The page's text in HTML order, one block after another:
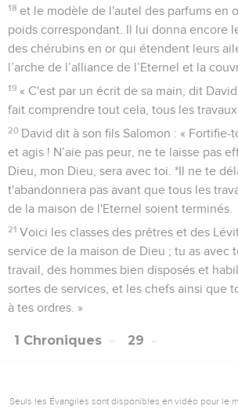
18 et le modèle de l'autel des parfums en
poids correspondant. Il lui donna encore
des chérubins en or qui étendent leurs
l’arche de l’alliance de l’Eternel et la
19 « C'est par un écrit de sa main, dit
fait comprendre tout cela, tous les
20 David dit à son fils Salomon : « Fortifie-
et agis ! N’aie pas peur, ne te laisse pas
Dieu, mon Dieu, sera avec toi. *Il ne te
t'abandonnera pas avant que tous les
de la maison de l'Eternel soient terminés.
21 Voici les classes des prêtres et des
service de la maison de Dieu ; tu as avec
travail, des hommes bien disposés et
sortes de services, et les chefs ainsi que
à tes ordres. »
1 Chroniques 29
Seuls les Évangiles sont disponibles en vidéo pour le